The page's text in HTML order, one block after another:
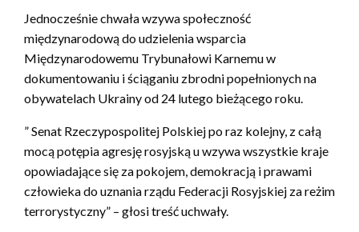
Jednocześnie chwała wzywa społeczność
międzynarodową do udzielenia wsparcia
Międzynarodowemu Trybunałowi Karnemu w
dokumentowaniu i ściąganiu zbrodni popełnionych na
obywatelach Ukrainy od 24 lutego bieżącego roku.
” Senat Rzeczypospolitej Polskiej po raz kolejny, z całą
mocą potępia agresję rosyjską u wzywa wszystkie kraje
opowiadające się za pokojem, demokracją i prawami
człowieka do uznania rządu Federacji Rosyjskiej za reżim
terrorystyczny” – głosi treść uchwały.